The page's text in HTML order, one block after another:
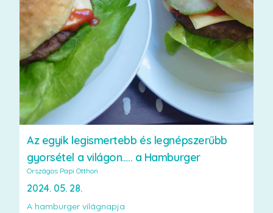
Az egyik legismertebb és legnépszerűbb
gyorsétel a világon….. a Hamburger
Országos Papi Otthon
2024. 05. 28.
A hamburger világnapja